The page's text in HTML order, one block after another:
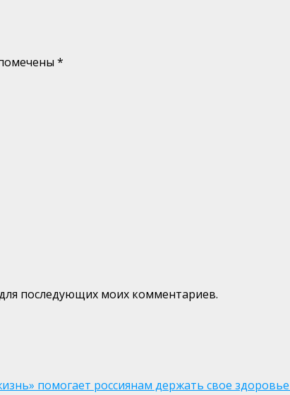
*
последующих моих комментариев.
помогает россиянам держать свое